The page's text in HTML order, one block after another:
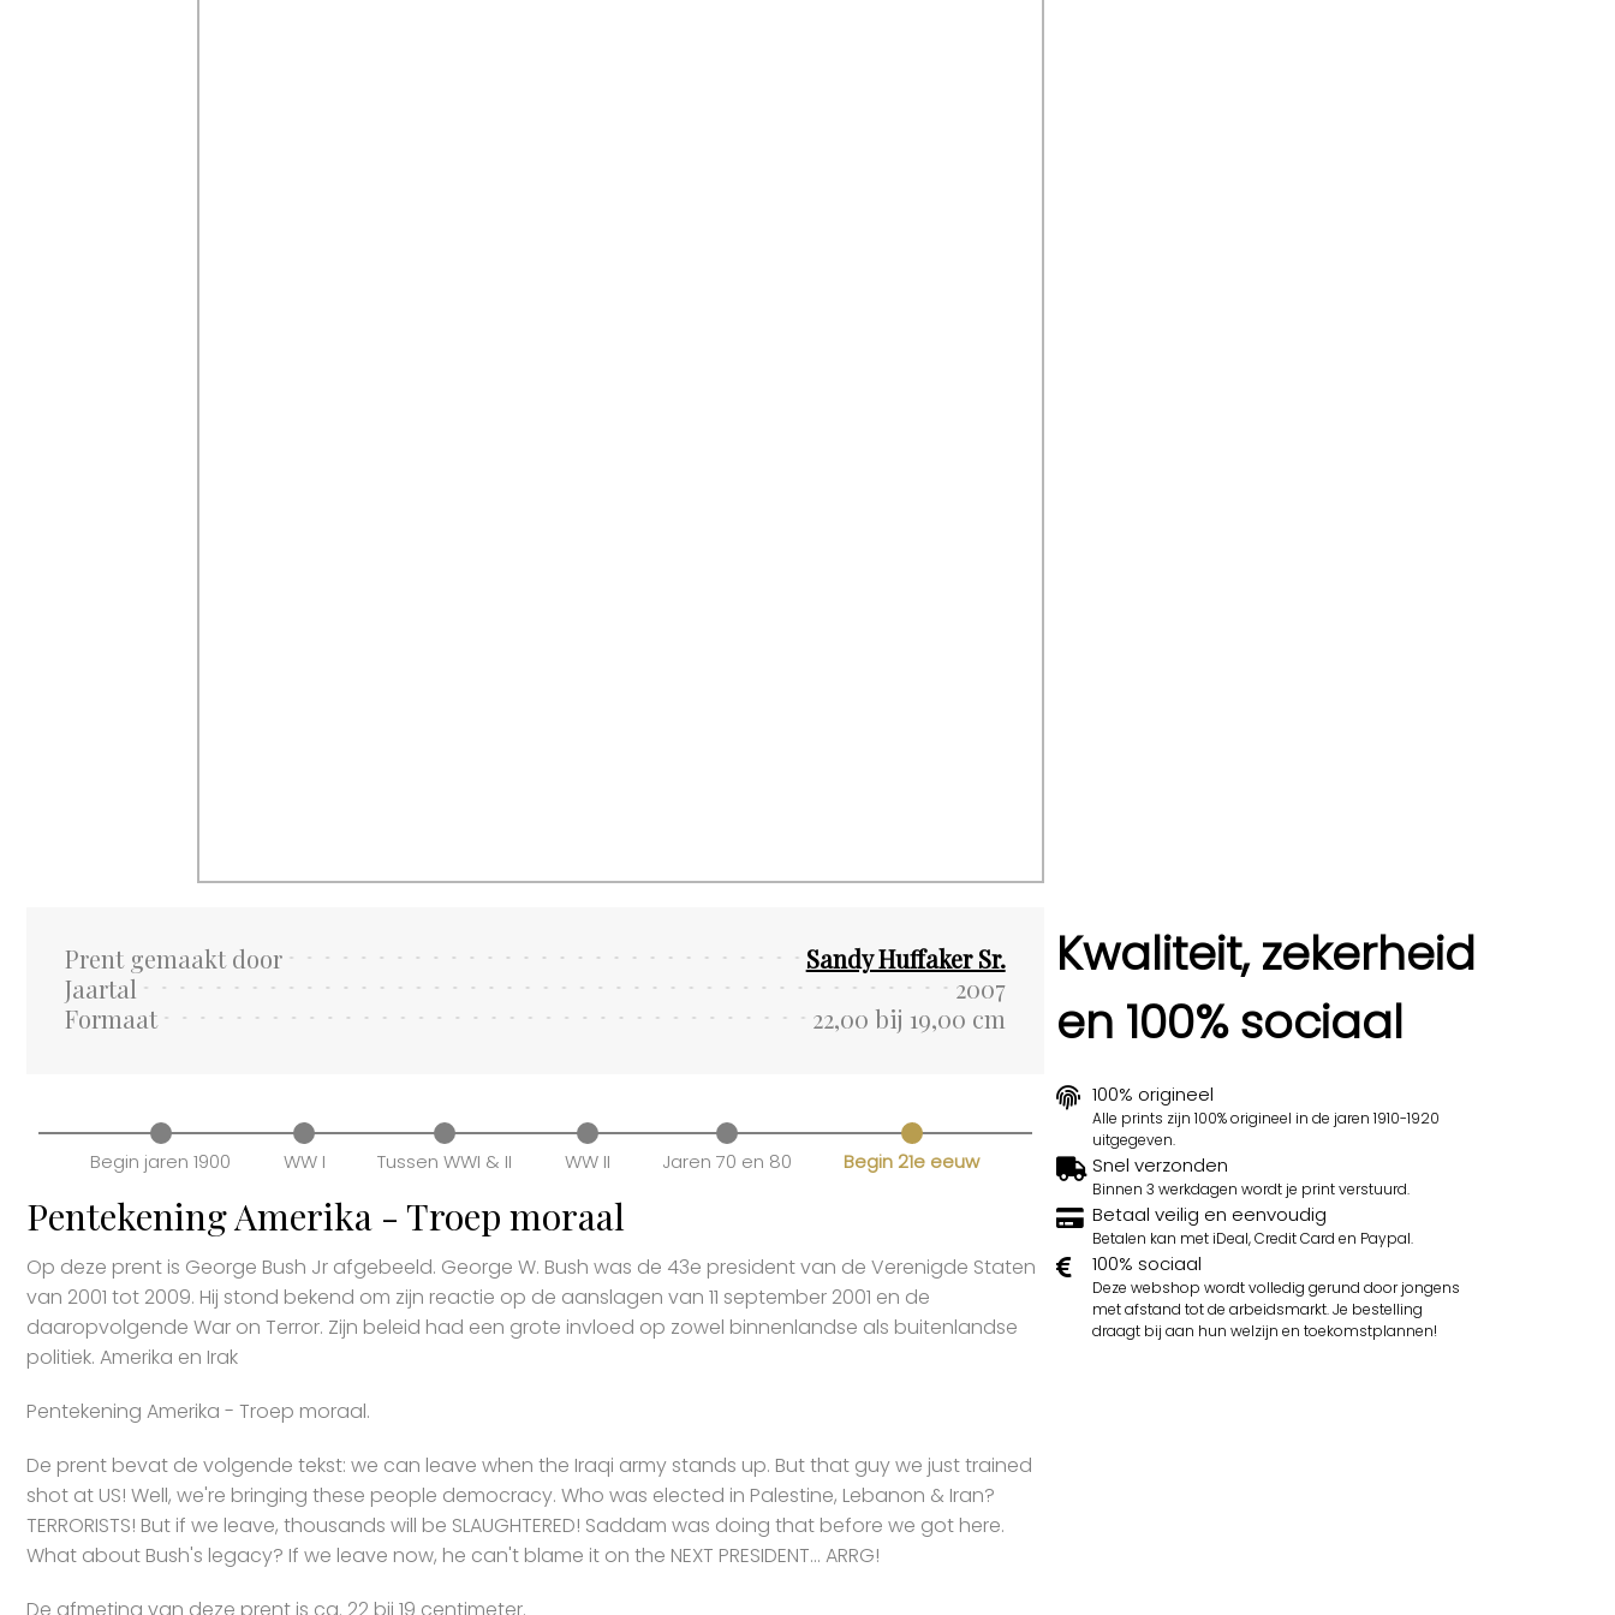
Prent gemaakt door
Sandy Huffaker Sr.
Jaartal
2007
Formaat
22,00 bij 19,00 cm
Begin jaren 1900 WW I Tussen WWI & II WW II Jaren 70 en 80 Begin 21e eeuw
Pentekening Amerika - Troep moraal
Op deze prent is George Bush Jr afgebeeld. George W. Bush was de 43e president van de Verenigde Staten
van 2001 tot 2009. Hij stond bekend om zijn reactie op de aanslagen van 11 september 2001 en de
daaropvolgende War on Terror. Zijn beleid had een grote invloed op zowel binnenlandse als buitenlandse
politiek. Amerika en Irak
Pentekening Amerika - Troep moraal.
De prent bevat de volgende tekst: we can leave when the Iraqi army stands up. But that guy we just trained
shot at US! Well, we're bringing these people democracy. Who was elected in Palestine, Lebanon & Iran?
TERRORISTS! But if we leave, thousands will be SLAUGHTERED! Saddam was doing that before we got here.
What about Bush's legacy? If we leave now, he can't blame it on the NEXT PRESIDENT... ARRG!
Kwaliteit, zekerheid
en 100% sociaal
100% origineel
Alle prints zijn 100% origineel in de jaren 1910-1920
uitgegeven.
Snel verzonden
Binnen 3 werkdagen wordt je print verstuurd.
Betaal veilig en eenvoudig
Betalen kan met iDeal, Credit Card en Paypal.
100% sociaal
Deze webshop wordt volledig gerund door jongens
met afstand tot de arbeidsmarkt. Je bestelling
draagt bij aan hun welzijn en toekomstplannen!